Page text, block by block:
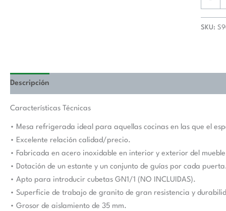
SKU:
Descripción
Características Técnicas
• Mesa refrigerada ideal para aquellas cocinas en las que el
• Excelente relación calidad/precio.
• Fabricada en acero inoxidable en interior y exterior del
• Dotación de un estante y un conjunto de guías por cada
• Apto para introducir cubetas GN1/1 (NO INCLUIDAS).
• Superficie de trabajo de granito de gran resistencia y
• Grosor de aislamiento de 35 mm.